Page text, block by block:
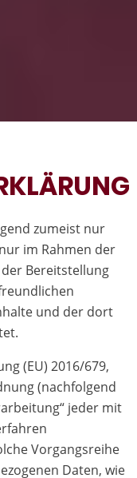
zumeist nur
im Rahmen der
Bereitstellung
und der dort
(EU) 2016/679,
(nachfolgend
jeder mit
Vorgangsreihe
Daten, wie